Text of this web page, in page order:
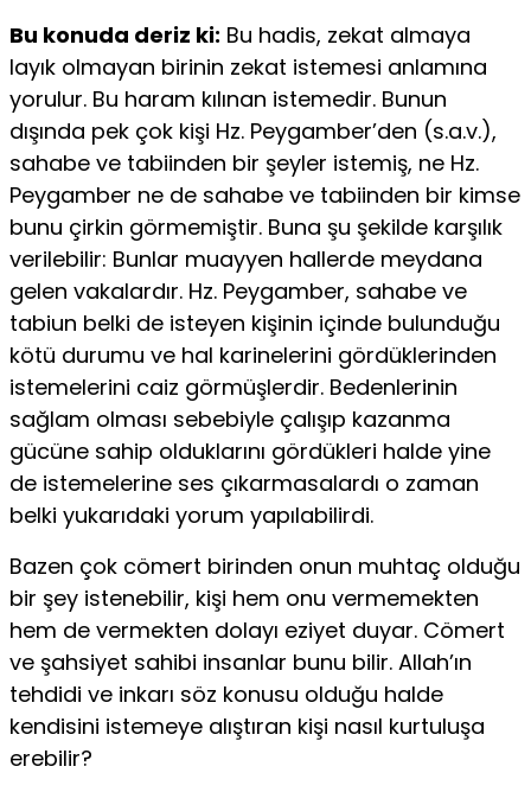
Bu konuda deriz ki: Bu hadis, zekat almaya
layık olmayan birinin zekat istemesi anlamına
yorulur. Bu haram kılınan istemedir. Bunun
dışında pek çok kişi Hz. Peygamber’den (s.a.v.),
sahabe ve tabiinden bir şeyler is­temiş, ne Hz.
Peygamber ne de sahabe ve tabiinden bir kimse
bunu çirkin görmemiştir. Buna şu şekilde karşılık
verilebilir: Bunlar muayyen hallerde meydana
gelen vakalardır. Hz. Peygamber, sahabe ve
tabiun belki de isteyen kişinin içinde bulunduğu
kötü durumu ve hal karinelerini gördükle­rinden
istemelerini caiz görmüşlerdir. Bedenlerinin
sağlam olması sebe­biyle çalışıp kazanma
gücüne sahip olduklarını gördükleri halde yine
de istemelerine ses çıkarmasalardı o zaman
belki yukarıdaki yorum yapılabi­lirdi.
Bazen çok cömert birinden onun muhtaç olduğu
bir şey istenebilir, kişi hem onu vermemekten
hem de vermekten dolayı eziyet duyar. Cömert
ve şahsiyet sahibi insanlar bunu bilir. Allah’ın
tehdidi ve inkarı söz konusu ol­duğu halde
kendisini istemeye alıştıran kişi nasıl kurtuluşa
erebilir?